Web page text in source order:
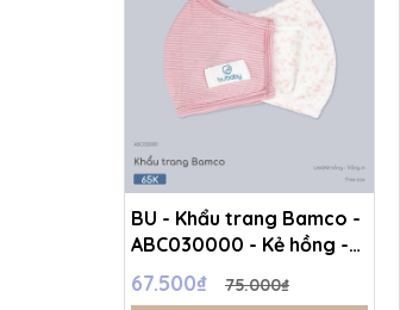
BU - Khẩu trang Bamco -
ABC030000 - Kẻ hồng -
trắng in - Free size -
SS26.T4C
67.500₫ 75.000₫